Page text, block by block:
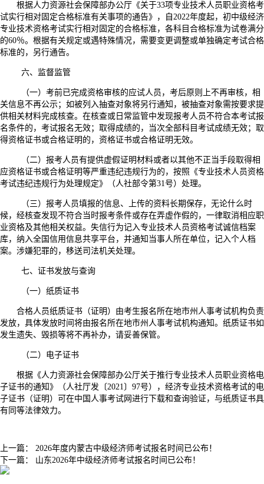
根据人力资源社会保障部办公厅《关于33项专业技术人员职业资格考
试实行相对固定合格标准有关事项的通告》，自2022年度起，初中级经济
专业技术资格考试实行相对固定的合格标准，各科目合格标准为试卷满分
的60％。根据有关规定或遇特殊情况，需要变更调整或单独确定考试合格
标准的，另行通告。
六、监督监管
（一）考前已完成资格审核的应试人员，考后原则上不再审核，相
关信息不再公示；如被列入抽查对象将另行通知，被抽查对象需按要求提
供相关材料完成核查。在核查或日常监管中发现报考人员不符合本考试报
名条件的，考试报名无效；取得成绩的，当次全部科目考试成绩无效；取
得资格证书或合格证明的，资格证书或合格证明无效。
（二）报考人员有提供虚假证明材料或者以其他不正当手段取得相
应资格证书或合格证明等严重违纪违规行为的，按照《专业技术人员资格
考试违纪违规行为处理规定》（人社部令第31号）处理。
（三）报考人员填报的信息、上传的资料长期保存，无论什么时
候，经核查发现不符合当时报考条件或存在弄虚作假的，一律取消相应职
业资格及其他相关权益。失信行为记入专业技术人员资格考试诚信档案
库，纳入全国信用信息共享平台，并通知当事人所在单位，记入个人档
案。涉嫌犯罪的，移送司法机关处理。
七、证书发放与查询
（一）纸质证书
合格人员纸质证书（证明）由考生报名所在地市州人事考试机构负责
发放，具体发放时间将由报名所在地市州人事考试机构通知。纸质证书如
发生遗失、毁损等将不再补办，请妥善保管。
（二）电子证书
根据《人力资源社会保障部办公厅关于推行专业技术人员职业资格电
子证书的通知》（人社厅发〔2021〕97号），经济专业技术资格考试的电
子证书（证明）可在中国人事考试网进行下载和查询验证，与纸质证书具
有同等法律效力。
上一篇： 2026年度内蒙古中级经济师考试报名时间已公布！
下一篇： 山东2026年中级经济师考试报名时间已公布！